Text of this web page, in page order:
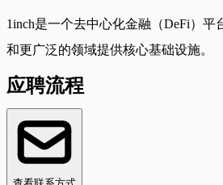
1inch是一个去中心化金融（DeFi）
和更广泛的领域提供核心基础设施。
应聘流程